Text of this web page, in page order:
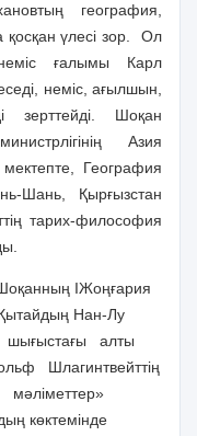
география,
үлесі зор.
Ол
ғалымы Карл
неміс, ағылшын,
зерттейді. Шоқан
Азия
География
Шань, Қырғызстан
тарих-философия
ІЖоңғария
Нан-Лу
шығыстағы
алты
Шлагинтвейттің
мәліметтер»
көктемінде